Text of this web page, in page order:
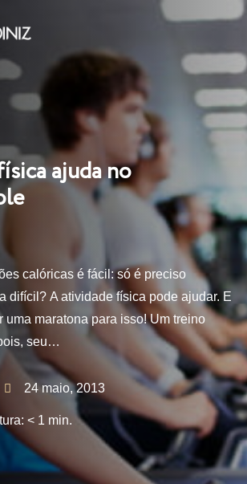
ajuda no
calóricas é fácil: só é preciso
difícil? A atividade física pode ajudar. E
uma maratona para isso! Um treino
seu…
24 maio, 2013
< 1 min.